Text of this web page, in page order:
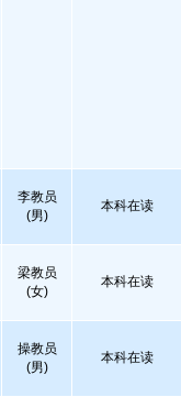
李教员
(男)
本科在读
梁教员
(女)
本科在读
操教员
(男)
本科在读